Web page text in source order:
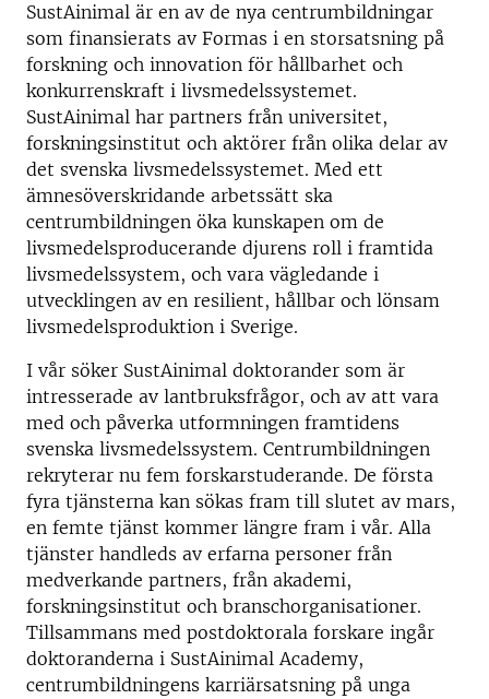
SustAinimal är en av de nya centrumbildningar
som finansierats av Formas i en storsatsning på
forskning och innovation för hållbarhet och
konkurrenskraft i livsmedelssystemet.
SustAinimal har partners från universitet,
forskningsinstitut och aktörer från olika delar av
det svenska livsmedelssystemet. Med ett
ämnesöverskridande arbetssätt ska
centrumbildningen öka kunskapen om de
livsmedelsproducerande djurens roll i framtida
livsmedelssystem, och vara vägledande i
utvecklingen av en resilient, hållbar och lönsam
livsmedelsproduktion i Sverige.
I vår söker SustAinimal doktorander som är
intresserade av lantbruksfrågor, och av att vara
med och påverka utformningen framtidens
svenska livsmedelssystem. Centrumbildningen
rekryterar nu fem forskarstuderande. De första
fyra tjänsterna kan sökas fram till slutet av mars,
en femte tjänst kommer längre fram i vår. Alla
tjänster handleds av erfarna personer från
medverkande partners, från akademi,
forskningsinstitut och branschorganisationer.
Tillsammans med postdoktorala forskare ingår
doktoranderna i SustAinimal Academy,
centrumbildningens karriärsatsning på unga